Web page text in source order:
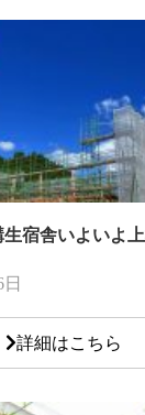
宿舎いよいよ上
詳細はこちら